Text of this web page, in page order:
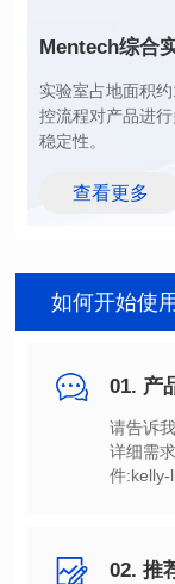
Mentech综合
稳定性。
查看更多
如何开始使
01. 产
件:kelly-
02. 推